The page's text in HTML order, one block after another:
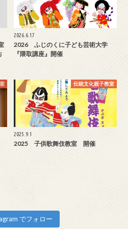
2026.6.17
2026 ふじのくに子ども芸術大学
『隈取講座』開催
伝統文化親子教室
2025.9.1
2025 子供歌舞伎教室 開催
でフォロー